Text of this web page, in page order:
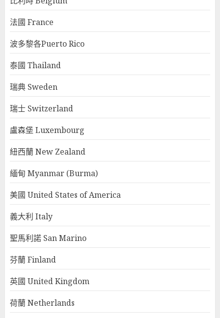
法國 France
波多黎各Puerto Rico
泰國 Thailand
瑞典 Sweden
瑞士 Switzerland
盧森堡 Luxembourg
紐西蘭 New Zealand
緬甸 Myanmar (Burma)
美國 United States of America
義大利 Italy
聖馬利諾 San Marino
芬蘭 Finland
英國 United Kingdom
荷蘭 Netherlands